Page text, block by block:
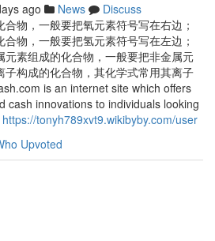
ago News
Discuss
物，一般要把氧元素符号写在右边；
物，一般要把氢元素符号写在左边；
素组成的化合物，一般要把非金属元
构成的化合物，其化学式常用其离子
is an internet site which offers
cash innovations to individuals looking
https://tonyh789xvt9.wikibyby.com/user
Upvoted